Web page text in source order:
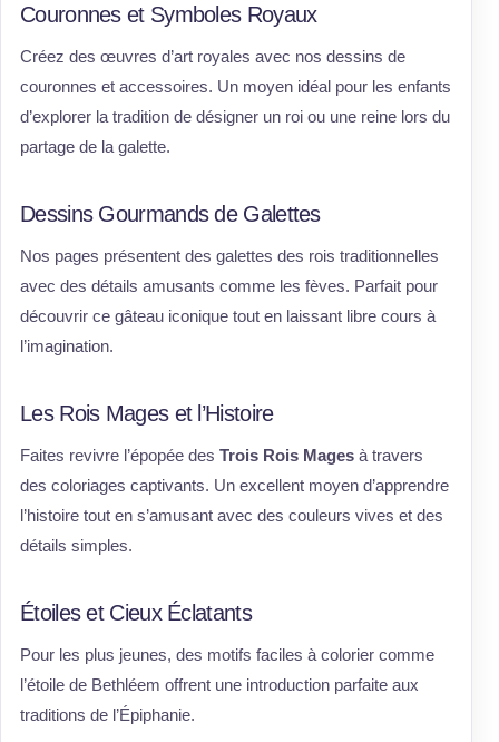
Couronnes et Symboles Royaux
Créez des œuvres d’art royales avec nos dessins de
couronnes et accessoires. Un moyen idéal pour les enfants
d’explorer la tradition de désigner un roi ou une reine lors du
partage de la galette.
Dessins Gourmands de Galettes
Nos pages présentent des galettes des rois traditionnelles
avec des détails amusants comme les fèves. Parfait pour
découvrir ce gâteau iconique tout en laissant libre cours à
l’imagination.
Les Rois Mages et l’Histoire
Faites revivre l’épopée des Trois Rois Mages à travers
des coloriages captivants. Un excellent moyen d’apprendre
l’histoire tout en s’amusant avec des couleurs vives et des
détails simples.
Étoiles et Cieux Éclatants
Pour les plus jeunes, des motifs faciles à colorier comme
l’étoile de Bethléem offrent une introduction parfaite aux
traditions de l’Épiphanie.